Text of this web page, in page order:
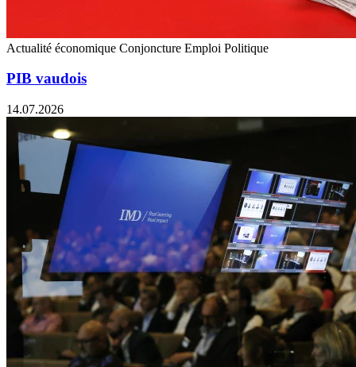
Actualité économique Conjoncture Emploi Politique
PIB vaudois
14.07.2026